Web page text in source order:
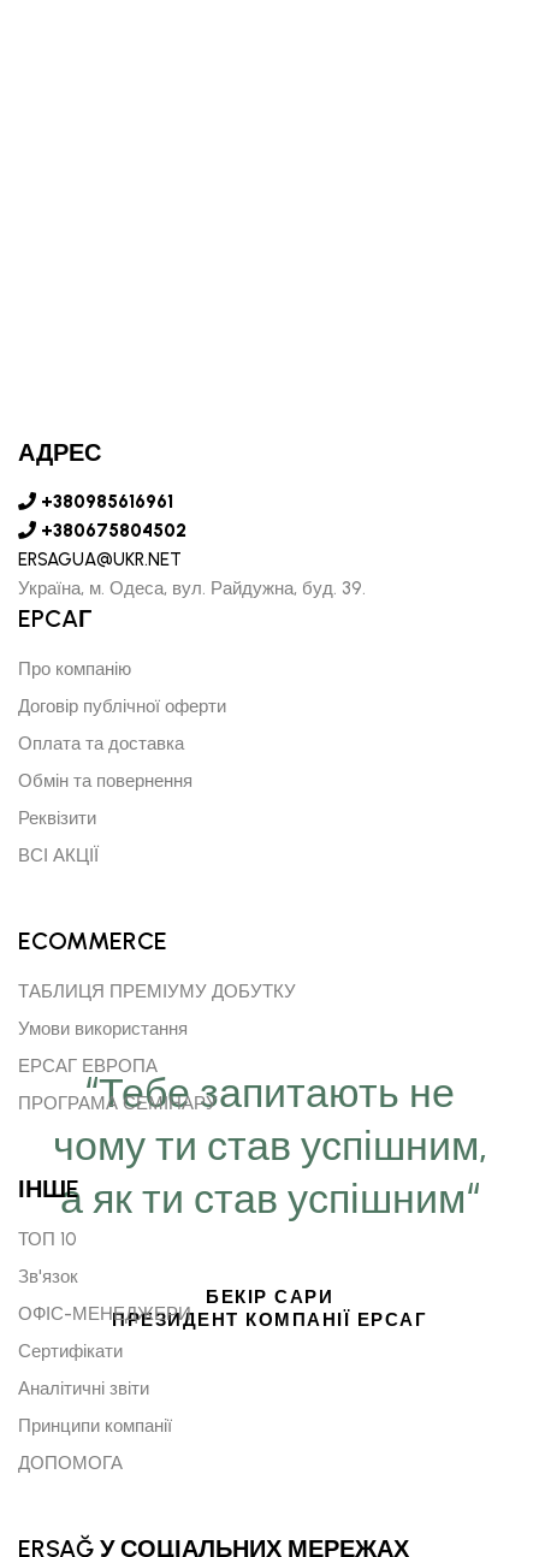
“Тебе запитають не
чому ти став успішним,
а як ти став успішним“
БЕКІР САРИ
ПРЕЗИДЕНТ КОМПАНІЇ ЕРСАГ
АДРЕС
+380985616961
+380675804502
ERSAGUA@UKR.NET
Україна, м. Одеса, вул. Райдужна, буд. 39.
EPCAГ
Про компанію
Договір публічної оферти
Оплата та доставка
Обмін та повернення
Реквізити
ВСІ АКЦІЇ
ECOMMERCE
ТАБЛИЦЯ ПРЕМІУМУ ДОБУТКУ
Умови використання
ЕРСАГ ЕВРОПА
ПРОГРАМА СЕМІНАРУ
ІНШE
ТОП 10
Зв'язок
ОФІС-МЕНЕДЖЕРИ
Сертифікати
Аналітичні звіти
Принципи компанії
ДОПОМОГА
ERSAĞ У СОЦІАЛЬНИХ МЕРЕЖАХ